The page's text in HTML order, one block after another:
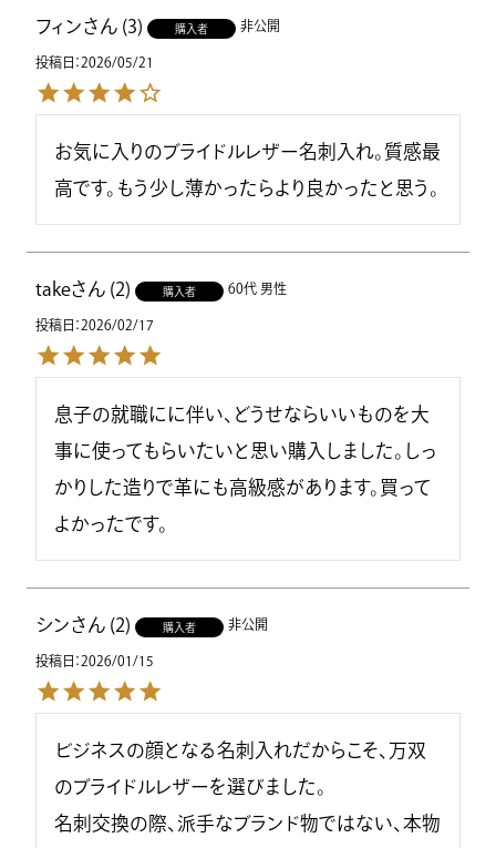
フィン 3 購入者 非公開
投稿日 2026/05/21
お気に入りのブライドルレザー名刺入れ。質感最
高です。もう少し薄かったらより良かったと思う。
take 2 購入者 60代 男性
投稿日 2026/02/17
息子の就職にに伴い、どうせならいいものを大
事に使ってもらいたいと思い購入しました。しっ
かりした造りで革にも高級感があります。買って
よかったです。
シン 2 購入者 非公開
投稿日 2026/01/15
ビジネスの顔となる名刺入れだからこそ、万双
のブライドルレザーを選びました。
名刺交換の際、派手なブランド物ではない、本物